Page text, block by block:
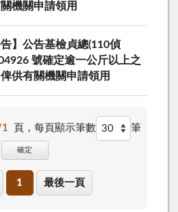
機關申請領用
告】公告基檢貞總(110偵
號確定逾一公斤以上之
供有關機關申請領用
頁， 每頁顯示筆數 筆
確定
1 最後一頁